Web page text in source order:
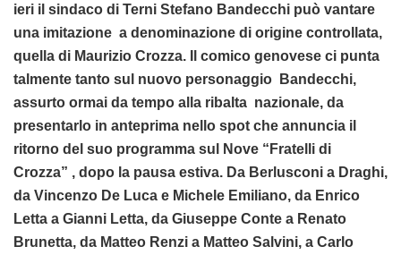
ieri il sindaco di Terni Stefano Bandecchi può vantare
una imitazione a denominazione di origine controllata,
quella di Maurizio Crozza. Il comico genovese ci punta
talmente tanto sul nuovo personaggio Bandecchi,
assurto ormai da tempo alla ribalta nazionale, da
presentarlo in anteprima nello spot che annuncia il
ritorno del suo programma sul Nove “Fratelli di
Crozza” , dopo la pausa estiva. Da Berlusconi a Draghi,
da Vincenzo De Luca e Michele Emiliano, da Enrico
Letta a Gianni Letta, da Giuseppe Conte a Renato
Brunetta, da Matteo Renzi a Matteo Salvini, a Carlo